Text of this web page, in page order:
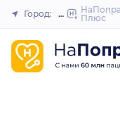
Город: ПермьПлюс